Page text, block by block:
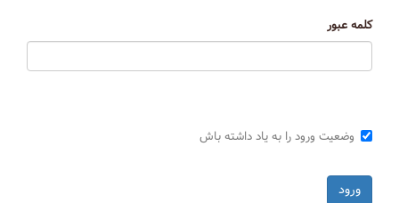
کلمه عبور
وضعیت ورود را به یاد داشته باش